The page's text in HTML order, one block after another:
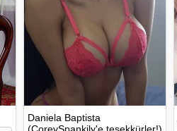
Daniela Baptista